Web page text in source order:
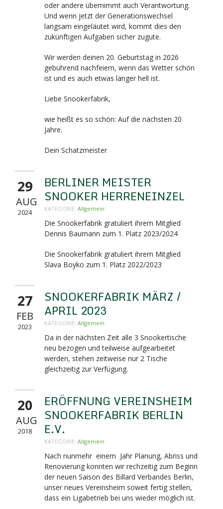
oder andere übernimmt auch Verantwortung.
Und wenn jetzt der Generationswechsel
langsam eingeläutet wird, kommt dies den
zukünftigen Aufgaben sicher zugute.
Wir werden deinen 20. Geburtstag in 2026
gebührend nachfeiern, wenn das Wetter schön
ist und es auch etwas länger hell ist.
Liebe Snookerfabrik,
wie heißt es so schön: Auf die nächsten 20
Jahre.
Dein Schatzmeister
29
AUG
2024
BERLINER MEISTER
SNOOKER HERRENEINZEL
KATEGORIE: Allgemein
Die Snookerfabrik gratuliert ihrem Mitglied
Dennis Baumann zum 1. Platz 2023/2024
Die Snookerfabrik gratuliert ihrem Mitglied
Slava Boyko zum 1. Platz 2022/2023
27
FEB
2023
SNOOKERFABRIK MÄRZ /
APRIL 2023
KATEGORIE: Allgemein
Da in der nächsten Zeit alle 3 Snookertische
neu bezogen und teilweise aufgearbeitet
werden, stehen zeitweise nur 2 Tische
gleichzeitig zur Verfügung.
20
AUG
2018
ERÖFFNUNG VEREINSHEIM
SNOOKERFABRIK BERLIN
E.V.
KATEGORIE: Allgemein
Nach nunmehr einem Jahr Planung, Abriss und
Renovierung konnten wir rechzeitig zum Beginn
der neuen Saison des Billard Verbandes Berlin,
unser neues Vereinsheim soweit fertig stellen,
dass ein Ligabetrieb bei uns wieder möglich ist.